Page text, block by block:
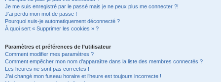
Je me suis enregistré par le passé mais je ne peux plus me connecter ?!
J’ai perdu mon mot de passe !
Pourquoi suis-je automatiquement déconnecté ?
À quoi sert « Supprimer les cookies » ?
Paramètres et préférences de l’utilisateur
Comment modifier mes paramètres ?
Comment empêcher mon nom d’apparaître dans la liste des membres connectés ?
Les heures ne sont pas correctes !
J’ai changé mon fuseau horaire et l’heure est toujours incorrecte !